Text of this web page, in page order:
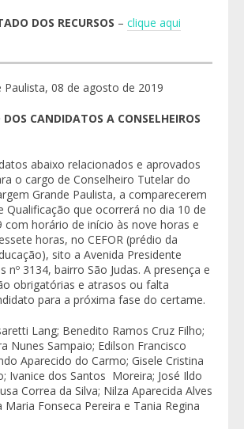
DOS RECURSOS – clique aqui
Paulista, 08 de agosto de 2019
CANDIDATOS A CONSELHEIROS
abaixo relacionados e aprovados
o cargo de Conselheiro Tutelar do
Grande Paulista, a comparecerem
Qualificação que ocorrerá no dia 10 de
com horário de início às nove horas e
horas, no CEFOR (prédio da
sito a Avenida Presidente
nº 3134, bairro São Judas. A presença e
obrigatórias e atrasos ou falta
para a próxima fase do certame.
Lang; Benedito Ramos Cruz Filho;
Nunes Sampaio; Edilson Francisco
Aparecido do Carmo; Gisele Cristina
Ivanice dos Santos Moreira; José Ildo
Correa da Silva; Nilza Aparecida Alves
Maria Fonseca Pereira e Tania Regina